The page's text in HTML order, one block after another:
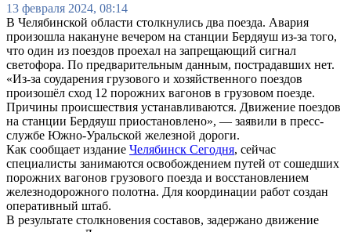
13 февраля 2024, 08:14
В Челябинской области столкнулись два поезда. Авария
произошла накануне вечером на станции Бердяуш из-за того,
что один из поездов проехал на запрещающий сигнал
светофора. По предварительным данным, пострадавших нет.
«Из-за соударения грузового и хозяйственного поездов
произошёл сход 12 порожних вагонов в грузовом поезде.
Причины происшествия устанавливаются. Движение поездов
на станции Бердяуш приостановлено», — заявили в пресс-
службе Южно-Уральской железной дороги.
Как сообщает издание Челябинск Сегодня, сейчас
специалисты занимаются освобождением путей от сошедших
порожних вагонов грузового поезда и восстановлением
железнодорожного полотна. Для координации работ создан
оперативный штаб.
В результате столкновения составов, задержано движение